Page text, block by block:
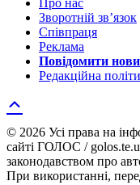
Про нас
Зворотній зв’язок
Співпраця
Реклама
Повідомити
Редакційна
© 2026 Усі права на
сайті ГОЛОС /
законодавством про
При використанні,